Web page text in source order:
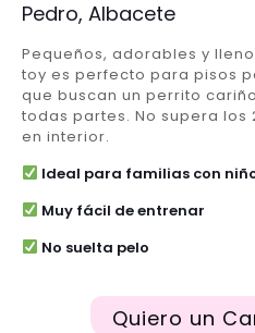
Pedro, Albacete
Pequeños, adorables y
toy es perfecto para pisos
que buscan un perrito
todas partes. No supera los
en interior.
Ideal para familias con
Muy fácil de entrenar
No suelta pelo
Quiero un